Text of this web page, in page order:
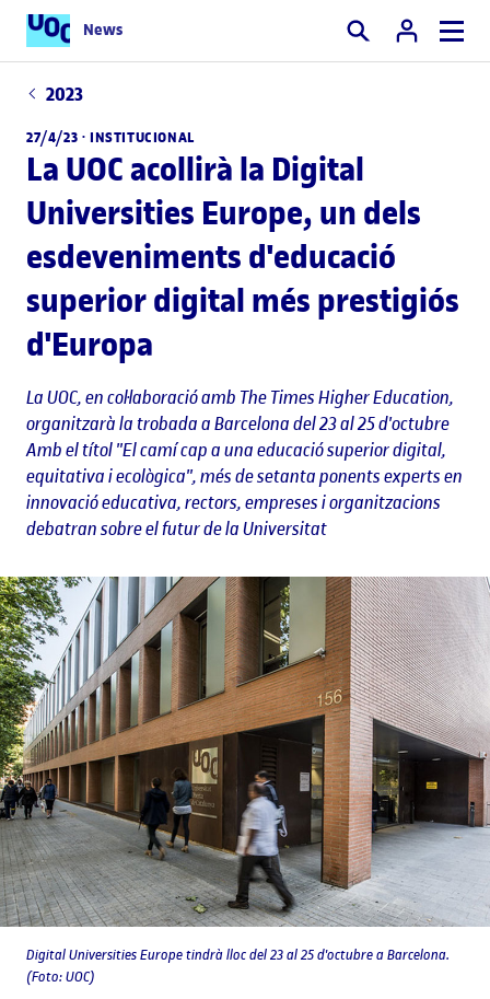
News Cercar
2023
27/4/23 · INSTITUCIONAL
La UOC acollirà la Digital
Universities Europe, un dels
esdeveniments d'educació
superior digital més prestigiós
d'Europa
La UOC, en col·laboració amb The Times Higher Education,
organitzarà la trobada a Barcelona del 23 al 25 d'octubre
Amb el títol "El camí cap a una educació superior digital,
equitativa i ecològica", més de setanta ponents experts en
innovació educativa, rectors, empreses i organitzacions
debatran sobre el futur de la Universitat
Digital Universities Europe tindrà lloc del 23 al 25 d'octubre a Barcelona.
(Foto: UOC)